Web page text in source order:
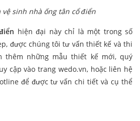
vệ sinh nhà ống tân cổ điển
hiện đại này chỉ là một trong số
được chúng tôi tư vấn thiết kế và thi
thêm những mẫu thiết kế mới, quý
cập vào trang wedo.vn, hoặc liên hệ
để được tư vấn chi tiết và cụ thể